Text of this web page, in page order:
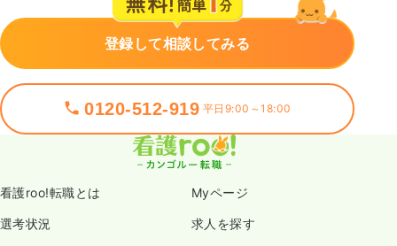
登録して相談してみる
0120-512-919 平日9:00～18:00
看護roo!転職とは Myページ
選考状況 求人を探す